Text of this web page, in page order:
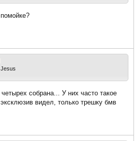
Jesus
собрана... У них часто такое
видел, только трешку бмв